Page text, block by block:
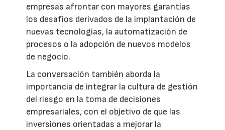
empresas afrontar con mayores garantías
los desafíos derivados de la implantación de
nuevas tecnologías, la automatización de
procesos o la adopción de nuevos modelos
de negocio.
La conversación también aborda la
importancia de integrar la cultura de gestión
del riesgo en la toma de decisiones
empresariales, con el objetivo de que las
inversiones orientadas a mejorar la